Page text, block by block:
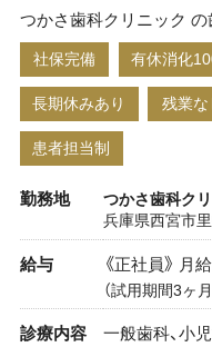
つかさ歯科クリニック
社保完備 有休消化
長期休みあり 残業な
患者担当制
勤務地 つかさ歯科ク
兵庫県西宮市
給与 《正社員》 月
（試用期間3ヶ
診療内容
一般歯科、小